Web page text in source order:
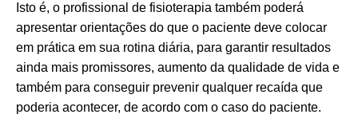
Isto é, o profissional de fisioterapia também poderá
apresentar orientações do que o paciente deve colocar
em prática em sua rotina diária, para garantir resultados
ainda mais promissores, aumento da qualidade de vida e
também para conseguir prevenir qualquer recaída que
poderia acontecer, de acordo com o caso do paciente.